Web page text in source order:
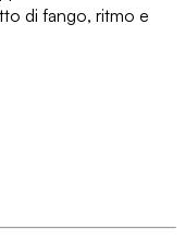
di fango, ritmo e